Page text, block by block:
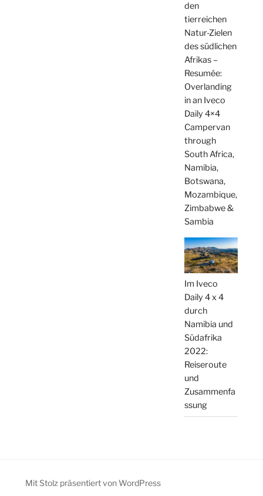
den
tierreichen
Natur-Zielen
des südlichen
Afrikas –
Resumée:
Overlanding
in an Iveco
Daily 4×4
Campervan
through
South Africa,
Namibia,
Botswana,
Mozambique,
Zimbabwe &
Sambia
Im Iveco
Daily 4 x 4
durch
Namibia und
Südafrika
2022:
Reiseroute
und
Zusammenfa
ssung
Mit Stolz präsentiert von WordPress